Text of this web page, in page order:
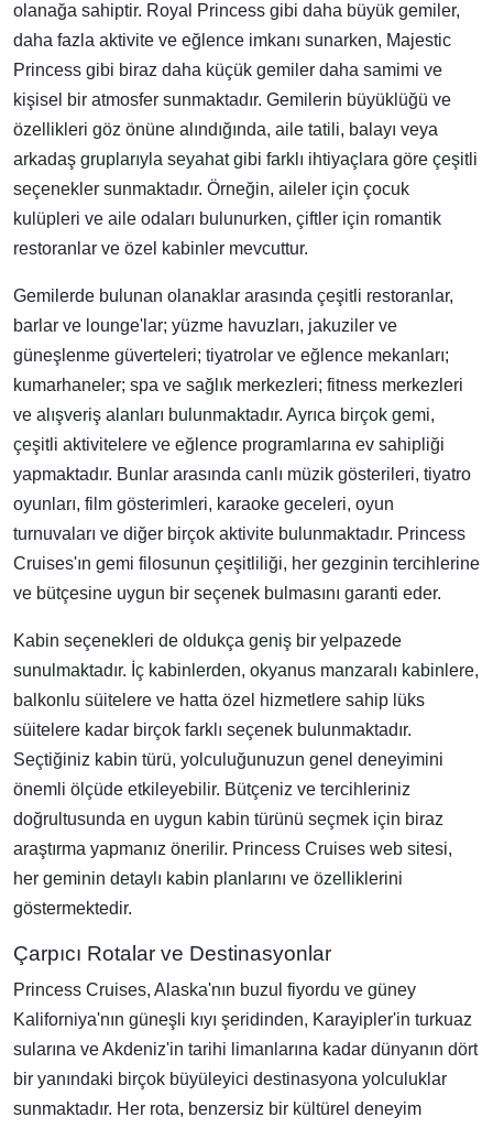
olanağa sahiptir. Royal Princess gibi daha büyük gemiler,
daha fazla aktivite ve eğlence imkanı sunarken, Majestic
Princess gibi biraz daha küçük gemiler daha samimi ve
kişisel bir atmosfer sunmaktadır. Gemilerin büyüklüğü ve
özellikleri göz önüne alındığında, aile tatili, balayı veya
arkadaş gruplarıyla seyahat gibi farklı ihtiyaçlara göre çeşitli
seçenekler sunmaktadır. Örneğin, aileler için çocuk
kulüpleri ve aile odaları bulunurken, çiftler için romantik
restoranlar ve özel kabinler mevcuttur.
Gemilerde bulunan olanaklar arasında çeşitli restoranlar,
barlar ve lounge'lar; yüzme havuzları, jakuziler ve
güneşlenme güverteleri; tiyatrolar ve eğlence mekanları;
kumarhaneler; spa ve sağlık merkezleri; fitness merkezleri
ve alışveriş alanları bulunmaktadır. Ayrıca birçok gemi,
çeşitli aktivitelere ve eğlence programlarına ev sahipliği
yapmaktadır. Bunlar arasında canlı müzik gösterileri, tiyatro
oyunları, film gösterimleri, karaoke geceleri, oyun
turnuvaları ve diğer birçok aktivite bulunmaktadır. Princess
Cruises'ın gemi filosunun çeşitliliği, her gezginin tercihlerine
ve bütçesine uygun bir seçenek bulmasını garanti eder.
Kabin seçenekleri de oldukça geniş bir yelpazede
sunulmaktadır. İç kabinlerden, okyanus manzaralı kabinlere,
balkonlu süitelere ve hatta özel hizmetlere sahip lüks
süitelere kadar birçok farklı seçenek bulunmaktadır.
Seçtiğiniz kabin türü, yolculuğunuzun genel deneyimini
önemli ölçüde etkileyebilir. Bütçeniz ve tercihleriniz
doğrultusunda en uygun kabin türünü seçmek için biraz
araştırma yapmanız önerilir. Princess Cruises web sitesi,
her geminin detaylı kabin planlarını ve özelliklerini
göstermektedir.
Çarpıcı Rotalar ve Destinasyonlar
Princess Cruises, Alaska'nın buzul fiyordu ve güney
Kaliforniya'nın güneşli kıyı şeridinden, Karayipler'in turkuaz
sularına ve Akdeniz'in tarihi limanlarına kadar dünyanın dört
bir yanındaki birçok büyüleyici destinasyona yolculuklar
sunmaktadır. Her rota, benzersiz bir kültürel deneyim